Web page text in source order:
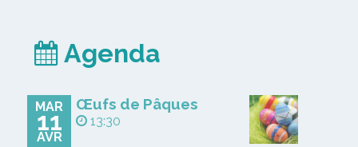
Agenda
MAR
11
AVR
Œufs de Pâques
13:30